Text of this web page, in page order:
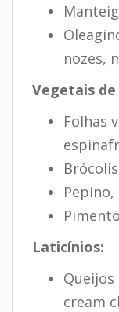
nozes,
Vegetais
Folhas
Laticínios:
Queijos
cream